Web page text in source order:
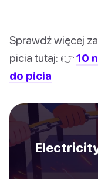
Sprawdź więcej
picia tutaj: 👉10
do picia